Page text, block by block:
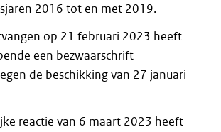
2016 tot en met 2019.
op 21 februari 2023 heeft
een bezwaarschrift
de beschikking van 27 januari
reactie van 6 maart 2023 heeft